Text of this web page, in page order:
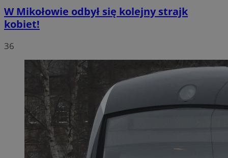
W Mikołowie odbył się kolejny strajk
kobiet!
36